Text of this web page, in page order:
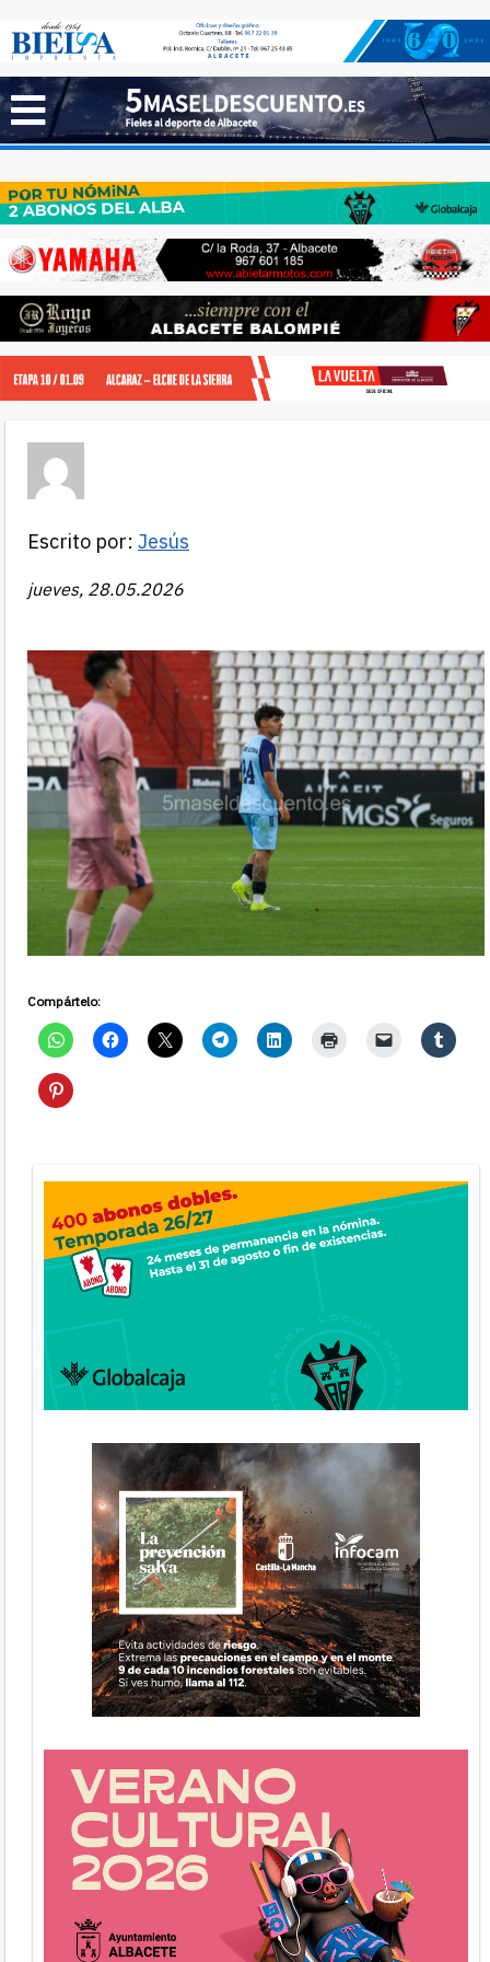
Escrito por: Jesús
jueves, 28.05.2026
Compártelo: